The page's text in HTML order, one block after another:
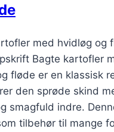
med hvidløg og
Bagte kartofler
fløde er en klassisk
den sprøde skind
smagfuld indre.
tilbehør til mange